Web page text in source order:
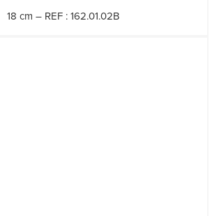
18 cm – REF : 162.01.02B